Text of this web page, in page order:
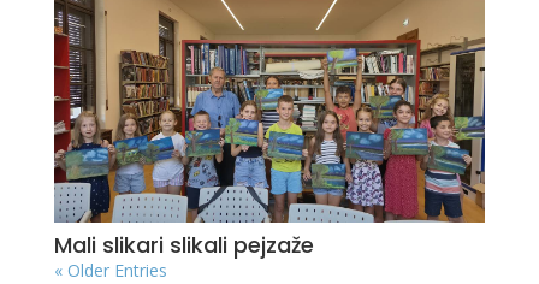
Mali slikari slikali pejzaže
« Older Entries